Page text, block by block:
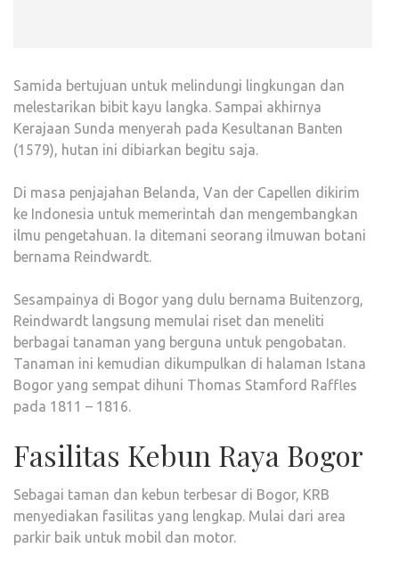
Samida bertujuan untuk melindungi lingkungan dan
melestarikan bibit kayu langka. Sampai akhirnya
Kerajaan Sunda menyerah pada Kesultanan Banten
(1579), hutan ini dibiarkan begitu saja.
Di masa penjajahan Belanda, Van der Capellen dikirim
ke Indonesia untuk memerintah dan mengembangkan
ilmu pengetahuan. Ia ditemani seorang ilmuwan botani
bernama Reindwardt.
Sesampainya di Bogor yang dulu bernama Buitenzorg,
Reindwardt langsung memulai riset dan meneliti
berbagai tanaman yang berguna untuk pengobatan.
Tanaman ini kemudian dikumpulkan di halaman Istana
Bogor yang sempat dihuni Thomas Stamford Raffles
pada 1811 – 1816.
Fasilitas Kebun Raya Bogor
Sebagai taman dan kebun terbesar di Bogor, KRB
menyediakan fasilitas yang lengkap. Mulai dari area
parkir baik untuk mobil dan motor.